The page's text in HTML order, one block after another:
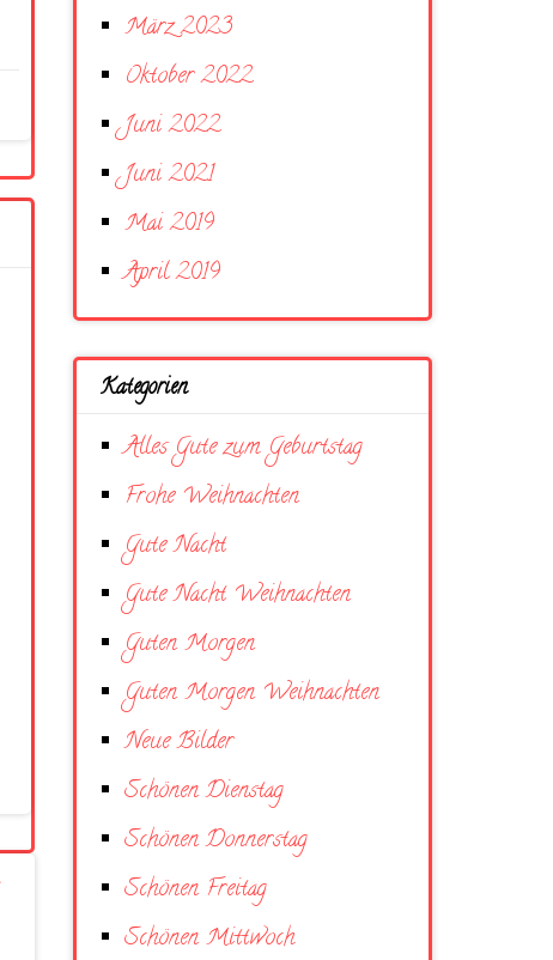
März 2023
Oktober 2022
Juni 2022
Juni 2021
Mai 2019
April 2019
Kategorien
Alles Gute zum Geburtstag
Frohe Weihnachten
Gute Nacht
Gute Nacht Weihnachten
Guten Morgen
Guten Morgen Weihnachten
Neue Bilder
Schönen Dienstag
Schönen Donnerstag
Schönen Freitag
Schönen Mittwoch